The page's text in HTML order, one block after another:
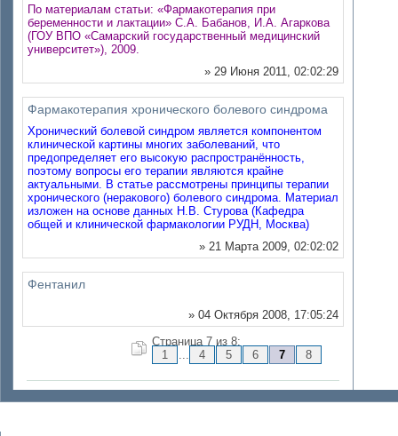
По материалам статьи: «Фармакотерапия при
беременности и лактации» С.А. Бабанов, И.А. Агаркова
(ГОУ ВПО «Самарский государственный медицинский
университет»), 2009.
» 29 Июня 2011, 02:02:29
Фармакотерапия хронического болевого синдрома
Хронический болевой синдром является компонентом
клинической картины многих заболеваний, что
предопределяет его высокую распространённость,
поэтому вопросы его терапии являются крайне
актуальными. В статье рассмотрены принципы терапии
хронического (неракового) болевого синдрома. Материал
изложен на основе данных Н.В. Стурова (Кафедра
общей и клинической фармакологии РУДН, Москва)
» 21 Марта 2009, 02:02:02
Фентанил
» 04 Октября 2008, 17:05:24
Страница 7 из 8:
1
... 4 5 6 7 8